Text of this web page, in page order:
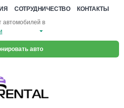
СОТРУДНИЧЕСТВО
КОНТАКТЫ
автомобилей в
авто